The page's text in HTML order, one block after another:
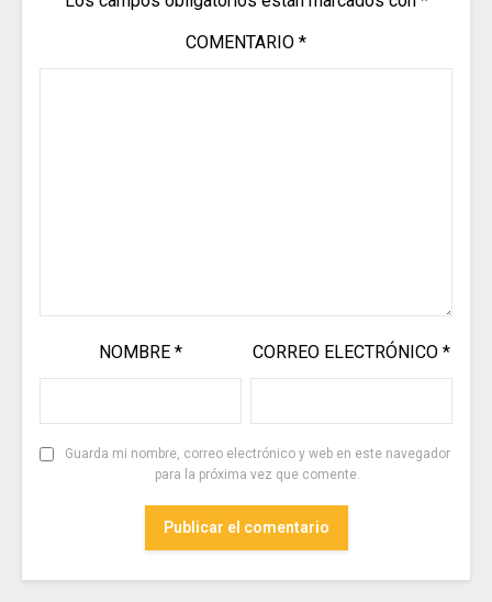
COMENTARIO *
NOMBRE* CORREO ELECTRÓNICO *
Guarda mi nombre, correo electrónico y web en este navegador
para la próxima vez que comente.